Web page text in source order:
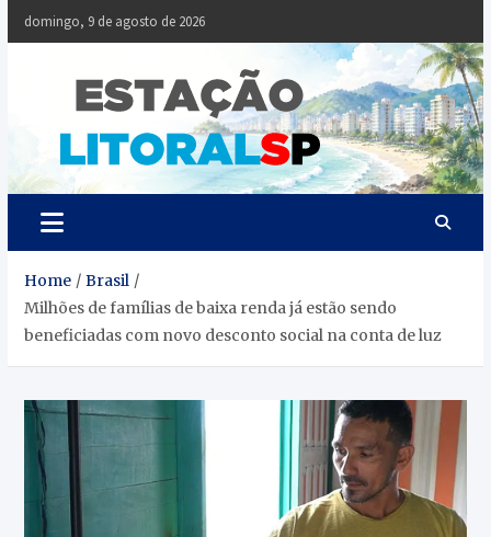
Skip
domingo, 9 de agosto de 2026
Litoral
Notícias da
Baixada Santista
Home
Brasil
Milhões de famílias de baixa renda já estão sendo
beneficiadas com novo desconto social na conta de luz